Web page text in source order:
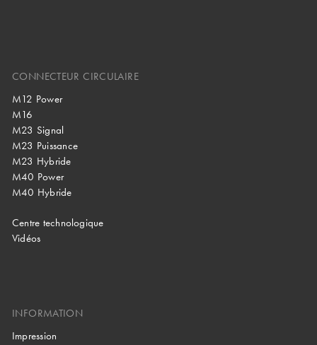
CONNECTEUR CIRCULAIRE
M12 Power
M16
M23 Signal
M23 Puissance
M23 Hybride
M40 Power
M40 Hybride
Centre technologique
Vidéos
INFORMATION
Impression